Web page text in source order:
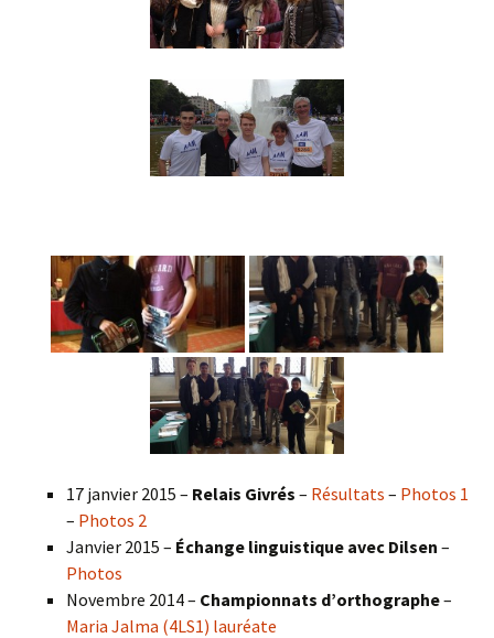
17 janvier 2015 – Relais Givrés – Résultats – Photos 1
– Photos 2
Janvier 2015 – Échange linguistique avec Dilsen –
Photos
Novembre 2014 – Championnats d’orthographe–
Maria Jalma (4LS1) lauréate